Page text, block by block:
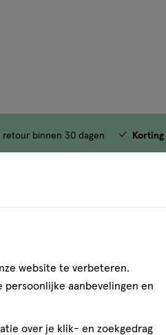
retour binnen 30 dagen Korting
website te verbeteren.
persoonlijke aanbevelingen en
over je klik- en zoekgedrag